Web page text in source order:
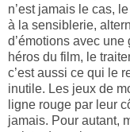
n’est jamais le cas,
à la sensiblerie,
d’émotions avec
héros du film, le
c’est aussi ce qui le
inutile. Les jeux de
ligne rouge par leur
jamais. Pour autant,